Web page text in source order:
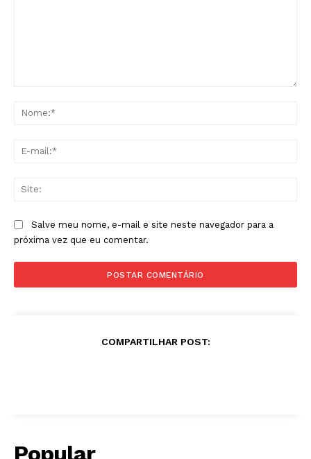
Salve meu nome, e-mail e site neste navegador para a
próxima vez que eu comentar.
COMPARTILHAR POST:
Popular